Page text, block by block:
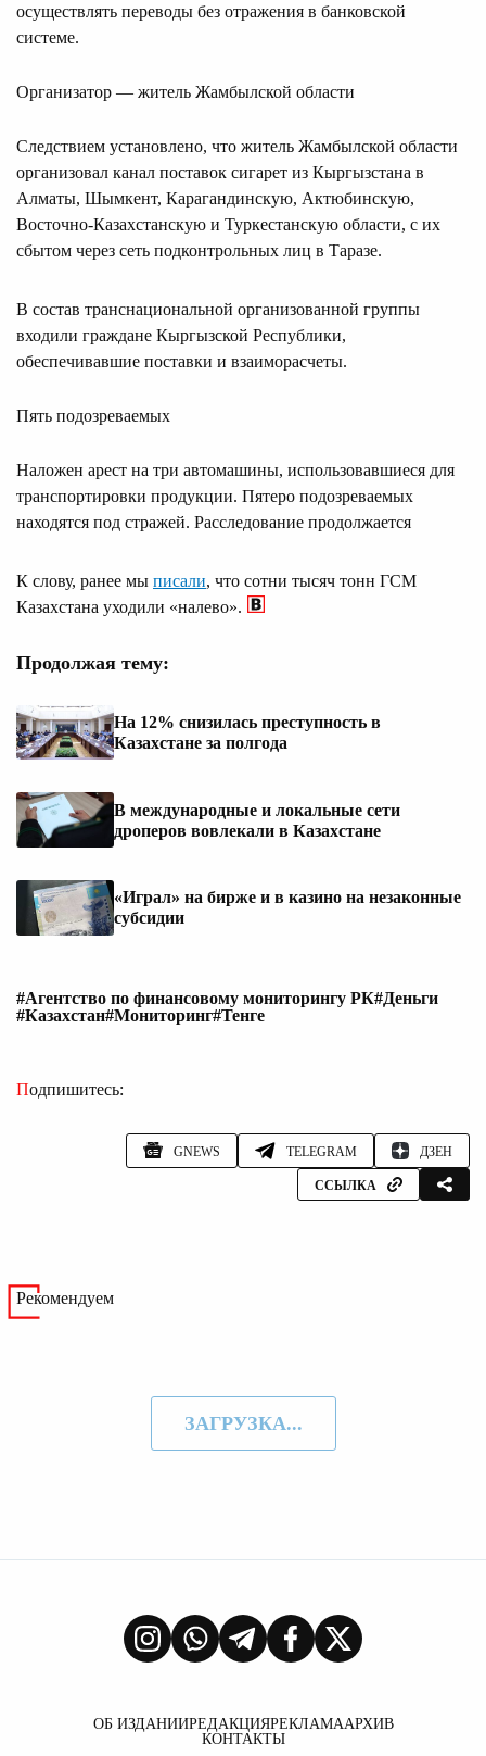
осуществлять переводы без отражения в банковской
системе.
Организатор — житель Жамбылской области
Следствием установлено, что житель Жамбылской области
организовал канал поставок сигарет из Кыргызстана в
Алматы, Шымкент, Карагандинскую, Актюбинскую,
Восточно-Казахстанскую и Туркестанскую области, с их
сбытом через сеть подконтрольных лиц в Таразе.
В состав транснациональной организованной группы
входили граждане Кыргызской Республики,
обеспечивавшие поставки и взаиморасчеты.
Пять подозреваемых
Наложен арест на три автомашины, использовавшиеся для
транспортировки продукции. Пятеро подозреваемых
находятся под стражей. Расследование продолжается
К слову, ранее мы писали, что сотни тысяч тонн ГСМ
Казахстана уходили «налево».
Продолжая тему:
На 12% снизилась преступность в
Казахстане за полгода
В международные и локальные сети
дроперов вовлекали в Казахстане
«Играл» на бирже и в казино на незаконные
субсидии
#Агентство по финансовому мониторингу РК#Деньги
#Казахстан#Мониторинг#Тенге
Подпишитесь:
GNEWS TELEGRAM ДЗЕН
ССЫЛКА
Рекомендуем
ЗАГРУЗКА...
ОБ ИЗДАНИИРЕДАКЦИЯРЕКЛАМААРХИВ
КОНТАКТЫ